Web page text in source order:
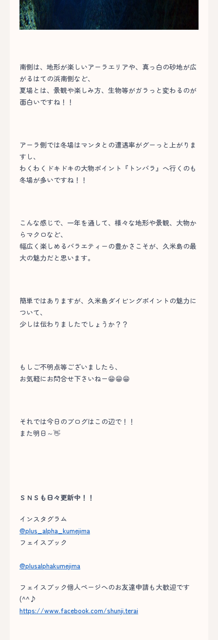
南側は、地形が楽しいアーラエリアや、真っ白の砂地が広
がるはての浜南側など、
夏場とは、景観や楽しみ方、生物等がガラっと変わるのが
面白いですね！！
アーラ側では冬場はマンタとの遭遇率がグーっと上がりま
すし、
わくわくドキドキの大物ポイント『トンバラ』へ行くのも
冬場が多いですね！！
こんな感じで、一年を通して、様々な地形や景観、大物か
らマクロなど、
幅広く楽しめるバラエティーの豊かさこそが、久米島の最
大の魅力だと思います。
簡単ではありますが、久米島ダイビングポイントの魅力に
ついて、
少しは伝わりましたでしょうか？？
もしご不明点等ございましたら、
お気軽にお問合せ下さいねー😁😁😁
それでは今日のブログはこの辺で！！
また明日～👋
ＳＮＳも日々更新中！！
インスタグラム
@plus_alpha_kumejima
フェイスブック
@plusalphakumejima
フェイスブック個人ページへのお友達申請も大歓迎です
(^^♪
https://www.facebook.com/shunji.terai